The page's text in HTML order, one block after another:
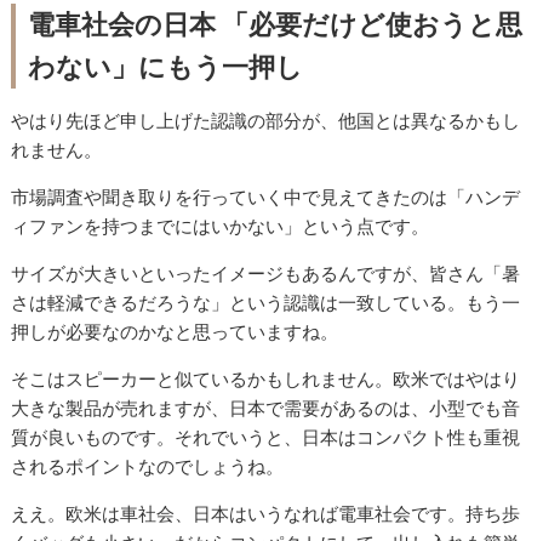
電車社会の日本 「必要だけど使おうと思
わない」にもう一押し
やはり先ほど申し上げた認識の部分が、他国とは異なるかもし
れません。
市場調査や聞き取りを行っていく中で見えてきたのは「ハンデ
ィファンを持つまでにはいかない」という点です。
サイズが大きいといったイメージもあるんですが、皆さん「暑
さは軽減できるだろうな」という認識は一致している。もう一
押しが必要なのかなと思っていますね。
そこはスピーカーと似ているかもしれません。欧米ではやはり
大きな製品が売れますが、日本で需要があるのは、小型でも音
質が良いものです。それでいうと、日本はコンパクト性も重視
されるポイントなのでしょうね。
ええ。欧米は車社会、日本はいうなれば電車社会です。持ち歩